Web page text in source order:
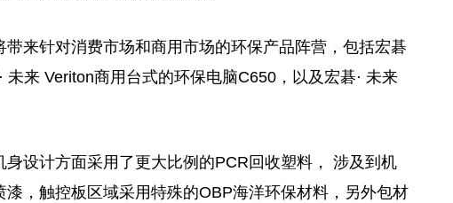
带来针对消费市场和商用市场的环保产品阵营，包括宏碁
未来 Veriton商用 台式的环保电脑C650，以及宏碁· 未来
设计方面采用了更大比例的PCR回收塑料， 涉及到机
，触控板区域采用特殊的OBP海洋环保材料，另外包材